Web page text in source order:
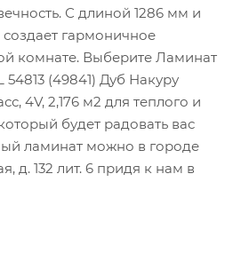
С длиной 1286 мм и
гармоничное
комнате. Выберите Ламинат
54813 (49841) Дуб Накуру
4V, 2,176 м2 для теплого и
будет радовать вас
ламинат можно в городе
д. 132 лит. 6 придя к нам в